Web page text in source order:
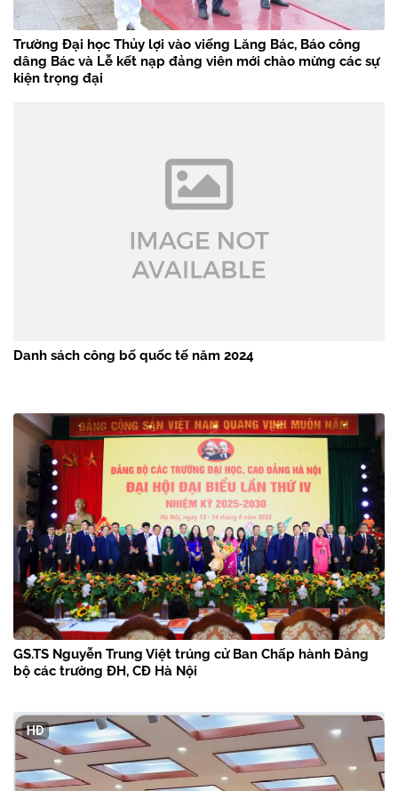
Trường Đại học Thủy lợi vào viếng Lăng Bác, Báo công
dâng Bác và Lễ kết nạp đảng viên mới chào mừng các sự
kiện trọng đại
Danh sách công bố quốc tế năm 2024
GS.TS Nguyễn Trung Việt trúng cử Ban Chấp hành Đảng
bộ các trường ĐH, CĐ Hà Nội